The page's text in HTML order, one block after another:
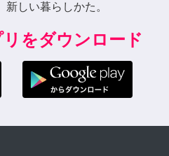
しい暮らしかた。
をダウンロード